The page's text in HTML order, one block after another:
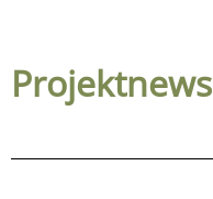
Projektnews